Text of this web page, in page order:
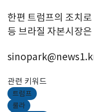
한편 트럼프의 조치
등 브라질 자본시장
관련 키워드
트럼프
룰라